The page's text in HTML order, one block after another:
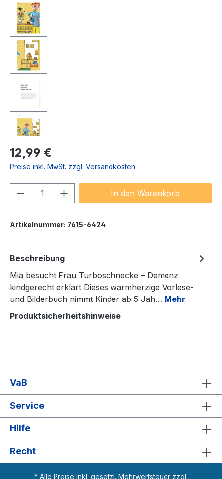
Regulärer Preis:
12,99 €
Preise inkl. MwSt. zzgl. Versandkosten
Produkt Anzahl: Gib denIn den Warenkorb
Artikelnummer: 7615-6424
Beschreibung
Mia besucht Frau Turboschnecke – Demenz
kindgerecht erklärt Dieses warmherzige Vorlese-
und Bilderbuch nimmt Kinder ab 5 Jah… Mehr
Produktsicherheitshinweise
VaB
Service
Hilfe
Recht
* Alle Preise inkl. gesetzl. Mehrwertsteuer zzgl.